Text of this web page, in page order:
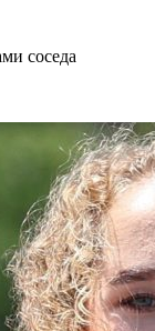
соседа